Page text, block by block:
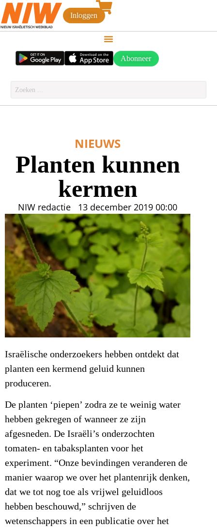
Inloggen
Abonneer
NIEUWS
Planten kunnen
kermen
NIW redactie 13 december 2019 00:00
Israëlische onderzoekers hebben ontdekt dat
planten een kermend geluid kunnen
produceren.
De planten ‘piepen’ zodra ze te weinig water
hebben gekregen of wanneer ze zijn
afgesneden. De Israëli’s onderzochten
tomaten- en tabaksplanten voor het
experiment. “Onze bevindingen veranderen de
manier waarop we over het plantenrijk denken,
dat we tot nog toe als vrijwel geluidloos
hebben beschouwd,” schrijven de
wetenschappers in een publicatie over het